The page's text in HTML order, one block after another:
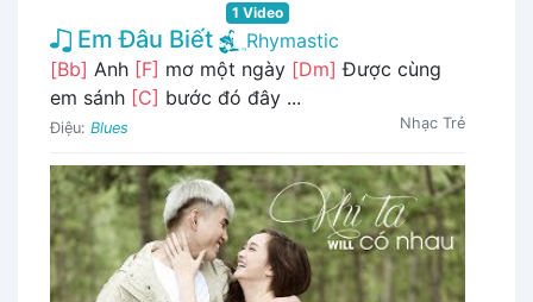
1 Video
Em Đâu Biết
Rhymastic
[Bb] Anh [F] mơ một ngày [Dm] Được cùng
em sánh [C] bước đó đây ...
Điệu: Blues Nhạc Trẻ